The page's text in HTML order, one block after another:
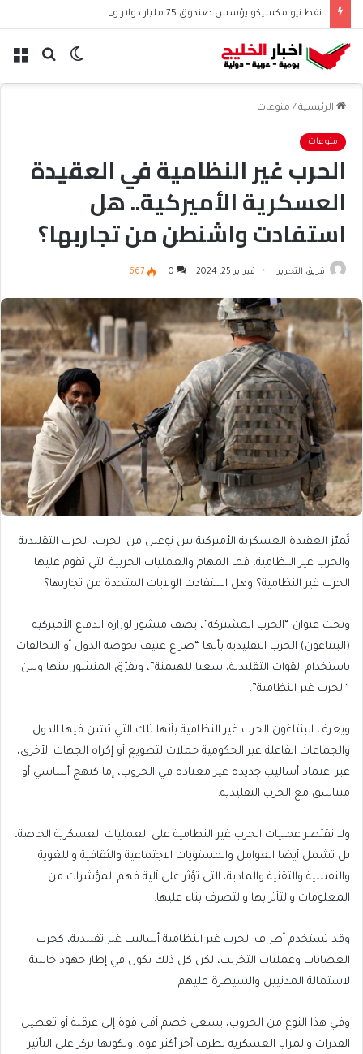
نفط نيو مكسيكو يؤسس صندوق 75 مليار دولار ويشعل جدل الإنفاق
بحث الوضع
الرئيسية / منوعات
منوعات
الحرب غير النظامية في العقيدة
العسكرية الأميركية.. هل
استفادت واشنطن من تجاربها؟
فريق التحرير فبراير 25, 2024 0
667
تُميّز العقيدة العسكرية الأميركية بين نوعين من الحرب، الحرب التقليدية
والحرب غير النظامية، فما المهام والعمليات الحربية التي تقوم عليها
الحرب غير النظامية؟ وهل استفادت الولايات المتحدة من تجاربها؟
وتحت عنوان “الحرب المشتركة”، يصف منشور لوزارة الدفاع الأميركية
(البنتاغون) الحرب التقليدية بأنها “صراع عنيف تخوضه الدول أو التحالفات
باستخدام القوات التقليدية، سعيا للهيمنة”، ويفرّق المنشور بينها وبين
“الحرب غير النظامية”.
ويعرف البنتاغون الحرب غير النظامية بأنها تلك التي تشن فيها الدول
والجماعات الفاعلة غير الحكومية حملات لتطويع أو إكراه الجهات الأخرى،
عبر اعتماد أساليب جديدة غير معتادة في الحروب، إما كنهج أساسي أو
متناسق مع الحرب التقليدية.
ولا تقتصر عمليات الحرب غير النظامية على العمليات العسكرية الخاصة،
بل تشمل أيضا العوامل والمستويات الاجتماعية والثقافية واللغوية
والنفسية والتقنية والمادية، التي تؤثر على آلية فهم المؤشرات من
المعلومات والتأثر بها والتصرف بناء عليها.
وقد تستخدم أطراف الحرب غير النظامية أساليب غير تقليدية، كحرب
العصابات وعمليات التخريب، لكن كل ذلك يكون في إطار جهود جانبية
لاستمالة المدنيين والسيطرة عليهم.
وفي هذا النوع من الحروب، يسعى خصم أقل قوة إلى عرقلة أو تعطيل
القدرات والمزايا العسكرية لطرف آخر أكثر قوة. ولكونها تركز على التأثير